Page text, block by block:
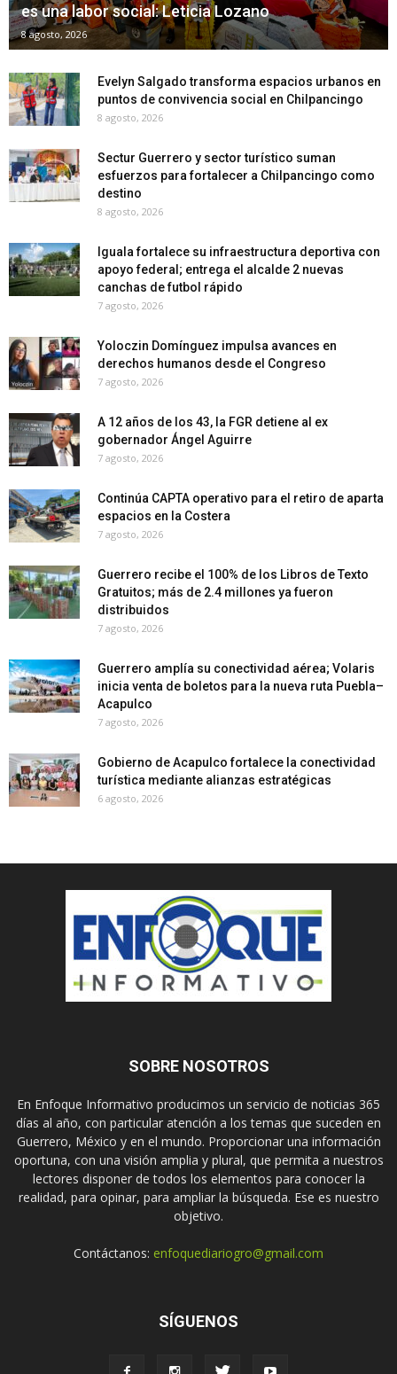
es una labor social: Leticia Lozano
8 agosto, 2026
Evelyn Salgado transforma espacios urbanos en
puntos de convivencia social en Chilpancingo
8 agosto, 2026
Sectur Guerrero y sector turístico suman
esfuerzos para fortalecer a Chilpancingo como
destino
8 agosto, 2026
Iguala fortalece su infraestructura deportiva con
apoyo federal; entrega el alcalde 2 nuevas
canchas de futbol rápido
7 agosto, 2026
Yoloczin Domínguez impulsa avances en
derechos humanos desde el Congreso
7 agosto, 2026
A 12 años de los 43, la FGR detiene al ex
gobernador Ángel Aguirre
7 agosto, 2026
Continúa CAPTA operativo para el retiro de aparta
espacios en la Costera
7 agosto, 2026
Guerrero recibe el 100% de los Libros de Texto
Gratuitos; más de 2.4 millones ya fueron
distribuidos
7 agosto, 2026
Guerrero amplía su conectividad aérea; Volaris
inicia venta de boletos para la nueva ruta Puebla–
Acapulco
7 agosto, 2026
Gobierno de Acapulco fortalece la conectividad
turística mediante alianzas estratégicas
6 agosto, 2026
SOBRE NOSOTROS
En Enfoque Informativo producimos un servicio de noticias 365
días al año, con particular atención a los temas que suceden en
Guerrero, México y en el mundo. Proporcionar una información
oportuna, con una visión amplia y plural, que permita a nuestros
lectores disponer de todos los elementos para conocer la
realidad, para opinar, para ampliar la búsqueda. Ese es nuestro
objetivo.
Contáctanos: enfoquediariogro@gmail.com
SÍGUENOS